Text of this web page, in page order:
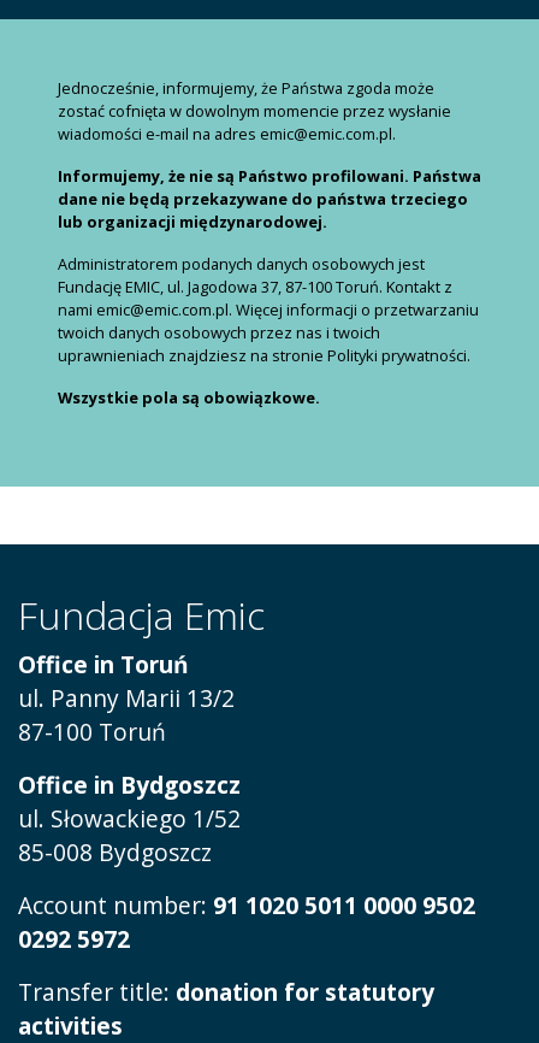
Jednocześnie, informujemy, że Państwa zgoda może
zostać cofnięta w dowolnym momencie przez wysłanie
wiadomości e-mail na adres emic@emic.com.pl.
Informujemy, że nie są Państwo profilowani. Państwa
dane nie będą przekazywane do państwa trzeciego
lub organizacji międzynarodowej.
Administratorem podanych danych osobowych jest
Fundację EMIC, ul. Jagodowa 37, 87-100 Toruń. Kontakt z
nami emic@emic.com.pl. Więcej informacji o przetwarzaniu
twoich danych osobowych przez nas i twoich
uprawnieniach znajdziesz na stronie Polityki prywatności.
Wszystkie pola są obowiązkowe.
Fundacja Emic
Office in Toruń
ul. Panny Marii 13/2
87-100 Toruń
Office in Bydgoszcz
ul. Słowackiego 1/52
85-008 Bydgoszcz
Account number: 91 1020 5011 0000 9502
0292 5972
Transfer title: donation for statutory
activities